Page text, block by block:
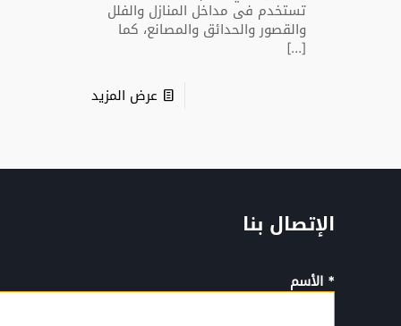
تستخدم فى مداخل المنازل والفلل
والقصور والحدائق والمصانع، كما
[…]
عرض المزيد
الإتصال بنا
* الأسم